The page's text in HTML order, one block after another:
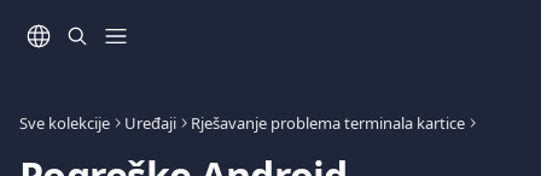
Sve kolekcije Uređaji Rješavanje problema terminala kartice